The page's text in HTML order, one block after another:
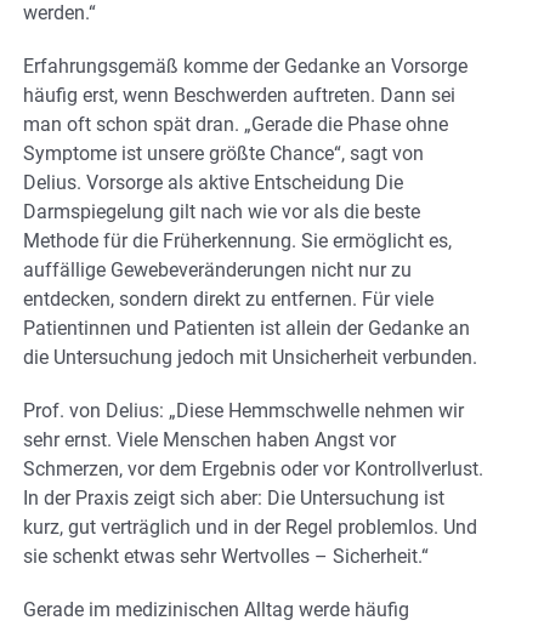
werden.“
Erfahrungsgemäß komme der Gedanke an Vorsorge
häufig erst, wenn Beschwerden auftreten. Dann sei
man oft schon spät dran. „Gerade die Phase ohne
Symptome ist unsere größte Chance“, sagt von
Delius. Vorsorge als aktive Entscheidung Die
Darmspiegelung gilt nach wie vor als die beste
Methode für die Früherkennung. Sie ermöglicht es,
auffällige Gewebeveränderungen nicht nur zu
entdecken, sondern direkt zu entfernen. Für viele
Patientinnen und Patienten ist allein der Gedanke an
die Untersuchung jedoch mit Unsicherheit verbunden.
Prof. von Delius: „Diese Hemmschwelle nehmen wir
sehr ernst. Viele Menschen haben Angst vor
Schmerzen, vor dem Ergebnis oder vor Kontrollverlust.
In der Praxis zeigt sich aber: Die Untersuchung ist
kurz, gut verträglich und in der Regel problemlos. Und
sie schenkt etwas sehr Wertvolles – Sicherheit.“
Gerade im medizinischen Alltag werde häufig